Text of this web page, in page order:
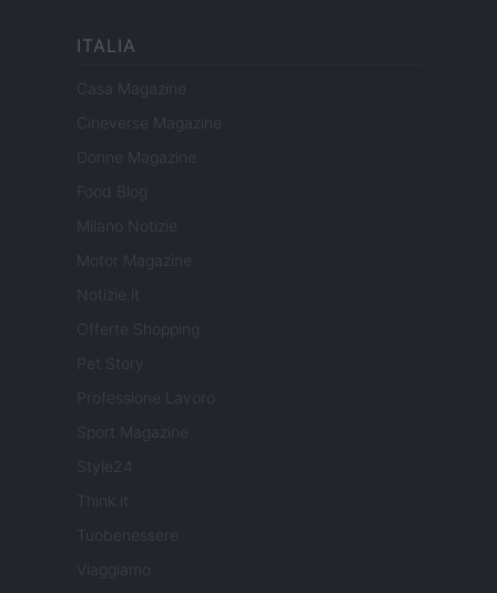
ITALIA
Casa Magazine
Cineverse Magazine
Donne Magazine
Food Blog
Milano Notizie
Motor Magazine
Notizie.it
Offerte Shopping
Pet Story
Professione Lavoro
Sport Magazine
Style24
Think.it
Tuobenessere
Viaggiamo